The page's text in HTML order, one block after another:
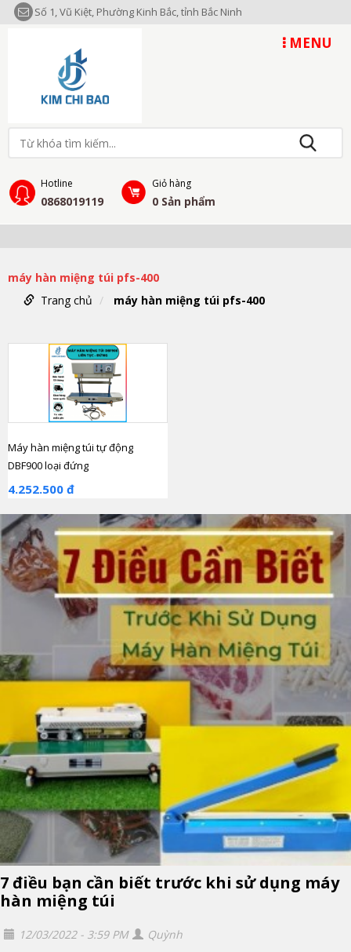
Số 1, Vũ Kiệt, Phường Kinh Bắc, tỉnh Bắc Ninh
MENU
Hotline
0868019119
Giỏ hàng
0 Sản phẩm
máy hàn miệng túi pfs-400
Trang chủ
máy hàn miệng túi pfs-400
Máy hàn miệng túi tự động
DBF900 loại đứng
4.252.500 đ
7 điều bạn cần biết trước khi sử dụng máy
hàn miệng túi
12/03/2022 - 3:59 PM
Quỳnh